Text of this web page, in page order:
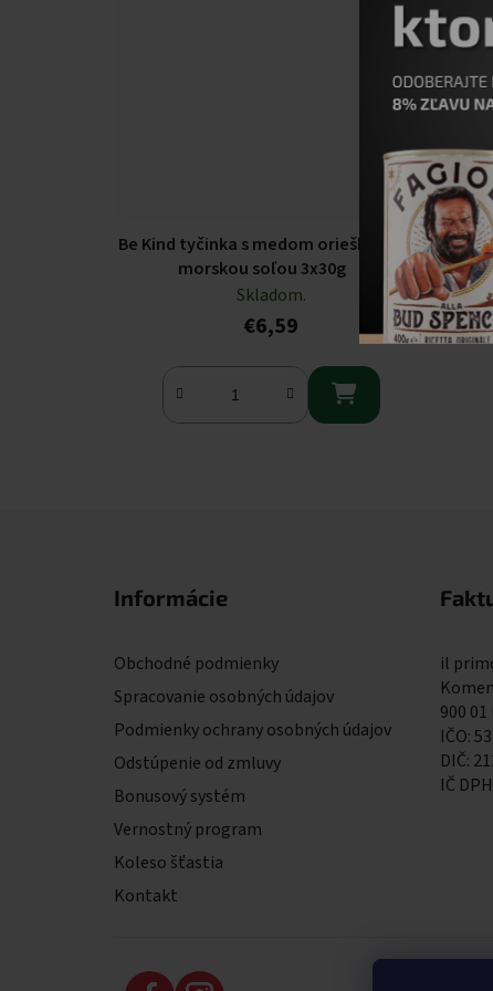
Be Kind tyčinka s medom orieškami s
morskou soľou 3x30g
Skladom.
€6,59

Informácie
Obchodné podmienky
Spracovanie osobných údajov
Podmienky ochrany osobných údajov
Odstúpenie od zmluvy
Bonusový systém
Vernostný program
Koleso šťastia
Kontakt
il
900
IČO:
DIČ:
IČ